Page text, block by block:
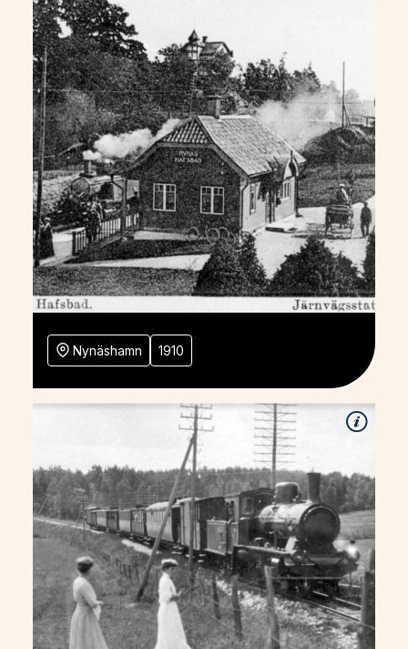
Nynäshamn 1910